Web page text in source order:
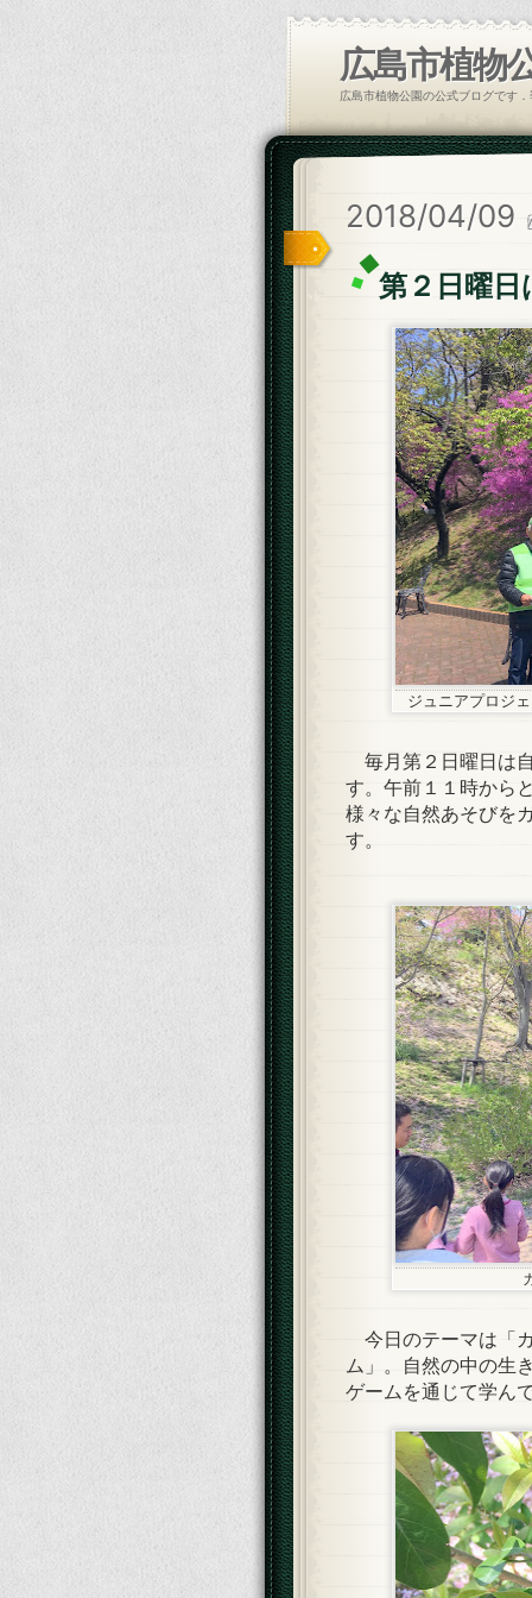
広島市植物
広島市植物公園の公式ブログです
2018/04/09
第２日曜
ジュニアプロジ
毎月第２日曜日は
す。午前１１時から
様々な自然あそびを
す。
今日のテーマは「
ム」。自然の中の生
ゲームを通じて学ん